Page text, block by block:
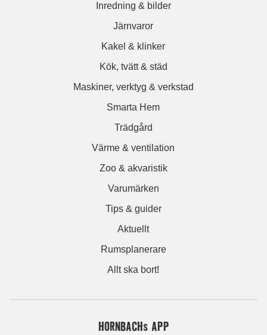
Inredning & bilder
Järnvaror
Kakel & klinker
Kök, tvätt & städ
Maskiner, verktyg & verkstad
Smarta Hem
Trädgård
Värme & ventilation
Zoo & akvaristik
Varumärken
Tips & guider
Aktuellt
Rumsplanerare
Allt ska bort!
HORNBACHs APP